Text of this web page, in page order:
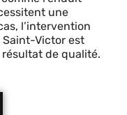
une
l’intervention
Saint-Victor est
de qualité.